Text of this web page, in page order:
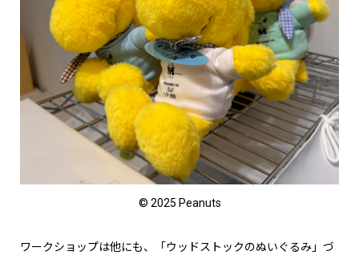
© 2025 Peanuts
ワークショップは他にも、「ウッドストックのぬいぐるみ」づ